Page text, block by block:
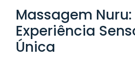
Massagem
Experiência
Única